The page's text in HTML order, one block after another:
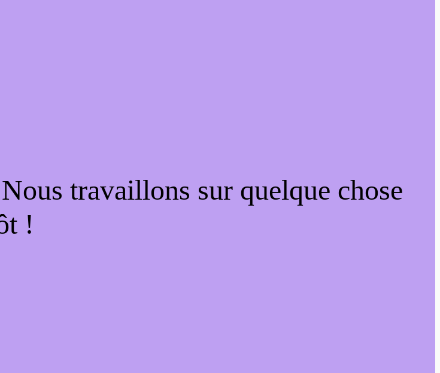
travaillons sur quelque chose
!